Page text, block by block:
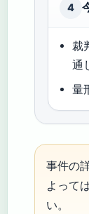
4
裁
通
量
事件の
よって
い。